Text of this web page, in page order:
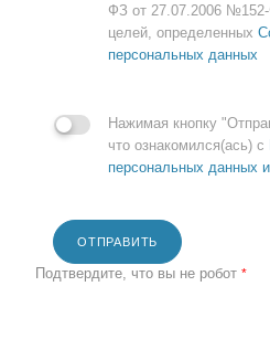
ФЗ от 27.07.2006
целей, определенных
персональных данных
Нажимая кнопку
что ознакомился(ась) с
персональных данных
ОТПРАВИТЬ
Подтвердите, что вы не робот *